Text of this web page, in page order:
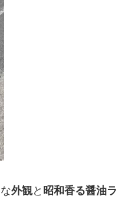
な外観と昭和香る醤油ラ